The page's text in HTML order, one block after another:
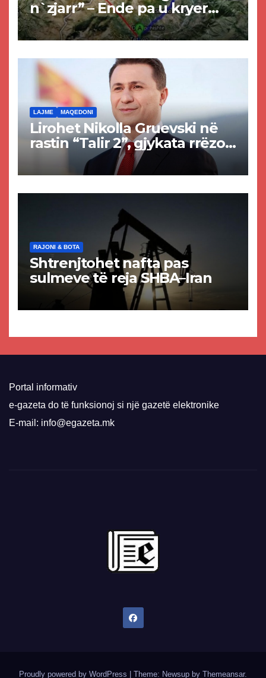
n`zjarr” – Ende pa u kryer
projekti i tunelit, komuna e
Tetovës nis punimet për
LAJME MAQEDONI
Lirohet Nikolla Gruevski në
rastin “Talir 2”, gjykata rrëzon
akuzat për ndërtimin e
paligjshëm të selisë së
RAJONI & BOTA
Shtrenjtohet nafta pas
sulmeve të reja SHBA–Iran
Portal informativ
e-gazeta do të funksionoj si një gazetë elektronike
E-mail: info@egazeta.mk
Proudly powered by WordPress Theme: Newsup by Themeansar.